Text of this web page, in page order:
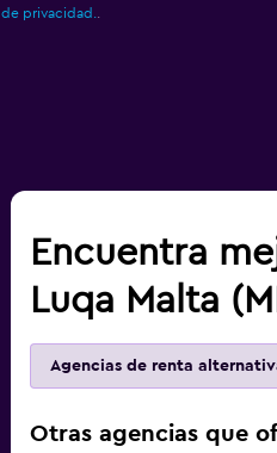
de privacidad.
Encuentra
Luqa Malta
Agencias de renta
Otras agencias que